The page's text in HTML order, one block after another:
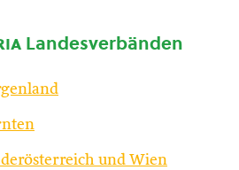
Landesverbänden
und Wien